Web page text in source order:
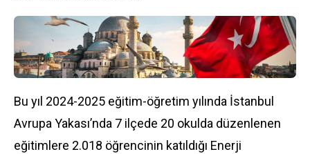
Bu yıl 2024-2025 eğitim-öğretim yılında İstanbul
Avrupa Yakası’nda 7 ilçede 20 okulda düzenlenen
eğitimlere 2.018 öğrencinin katıldığı Enerji